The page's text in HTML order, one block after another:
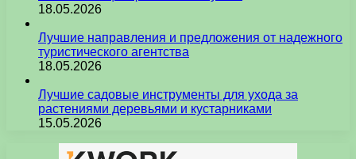
18.05.2026
Лучшие направления и предложения от надежного
туристического агентства
18.05.2026
Лучшие садовые инструменты для ухода за
растениями деревьями и кустарниками
15.05.2026